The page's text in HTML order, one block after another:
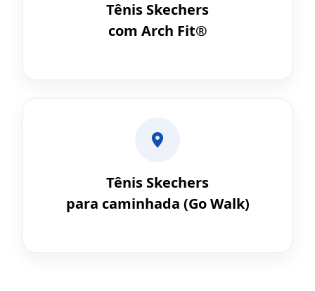
Tênis Skechers
com Arch Fit®
Tênis Skechers
para caminhada (Go Walk)